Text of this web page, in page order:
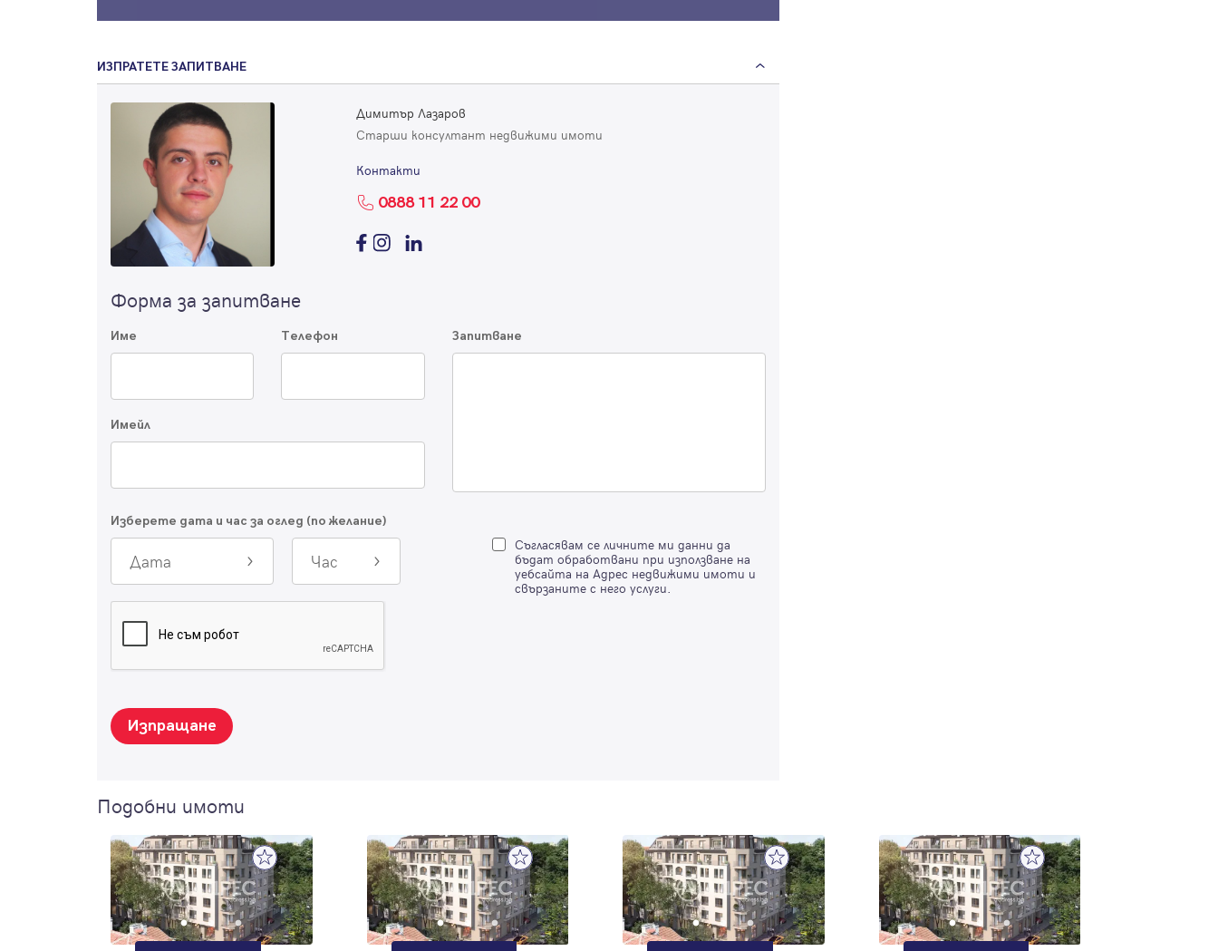
ИЗПРАТЕТЕ ЗАПИТВАНЕ
Димитър Лазаров
Старши консултант недвижими имоти
Контакти
0888 11 22 00
Форма за запитване
Име Телефон
Имейл
Запитване
Изберете дата и час за оглед (по желание)
Дата Час
Съгласявам се личните ми данни да
бъдат обработвани при използване на
уебсайта на Адрес недвижими имоти и
свързаните с него услуги.
Изпращане
Подобни имоти